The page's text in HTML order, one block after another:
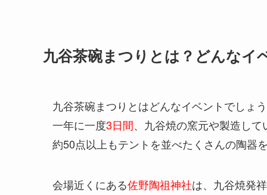
九谷茶碗まつりとは？どんなイ
九谷茶碗まつりとはどんなイベントでしょ
一年に一度3日間、九谷焼の窯元や製造し
約50点以上もテントを並べたくさんの陶器
会場近くにある佐野陶祖神社は、九谷焼発